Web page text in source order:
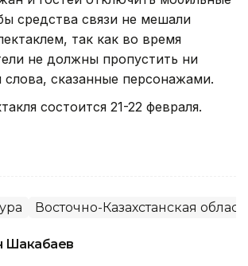
средства связи не мешали
так как во время
не должны пропустить ни
слова, сказанные персонажами.
состоится 21-22 февраля.
Восточно-Казахстанская
Шакабаев